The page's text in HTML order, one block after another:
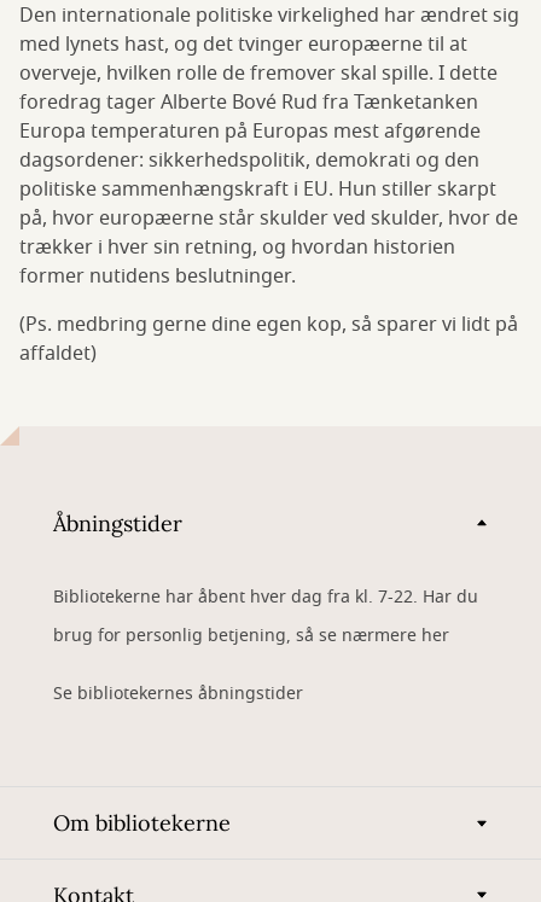
Den internationale politiske virkelighed har ændret sig
med lynets hast, og det tvinger europæerne til at
overveje, hvilken rolle de fremover skal spille. I dette
foredrag tager Alberte Bové Rud fra Tænketanken
Europa temperaturen på Europas mest afgørende
dagsordener: sikkerhedspolitik, demokrati og den
politiske sammenhængskraft i EU. Hun stiller skarpt
på, hvor europæerne står skulder ved skulder, hvor de
trækker i hver sin retning, og hvordan historien
former nutidens beslutninger.
(Ps. medbring gerne dine egen kop, så sparer vi lidt på
affaldet)
Åbningstider
Bibliotekerne har åbent hver dag fra kl. 7-22. Har du
brug for personlig betjening, så se nærmere her
Se bibliotekernes åbningstider
Om bibliotekerne
Kontakt